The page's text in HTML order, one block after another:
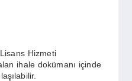
Hizmeti
ihale dokümanı içinde